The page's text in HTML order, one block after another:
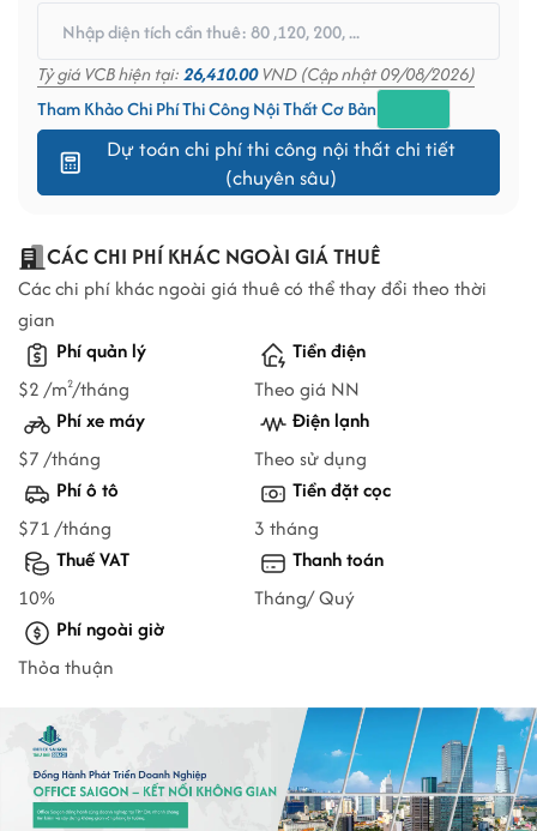
Tỷ giá VCB hiện tại:26,410.00VND (Cập nhật 09/08/2026)
Tham Khảo Chi Phí Thi Công Nội Thất Cơ Bản
Dự toán chi phí thi công nội thất chi tiết
(chuyên sâu)
CÁC CHI PHÍ KHÁC NGOÀI GIÁ THUÊ
Các chi phí khác ngoài giá thuê có thể thay đổi theo thời
gian
Phí quản lý
$2 /m2/tháng
Tiền điện
Theo giá NN
Phí xe máy
$7 /tháng
Điện lạnh
Theo sử dụng
Phí ô tô
$71 /tháng
Tiền đặt cọc
3 tháng
Thuế VAT
10%
Thanh toán
Tháng/ Quý
Phí ngoài giờ
Thỏa thuận